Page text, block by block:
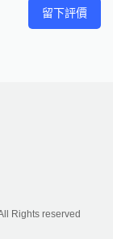
留下評價
Rights reserved